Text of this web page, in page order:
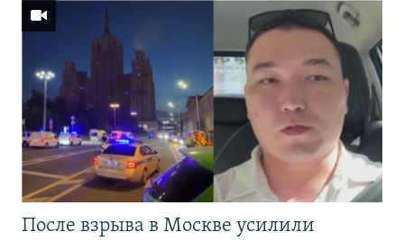
После взрыва в Москве усилили